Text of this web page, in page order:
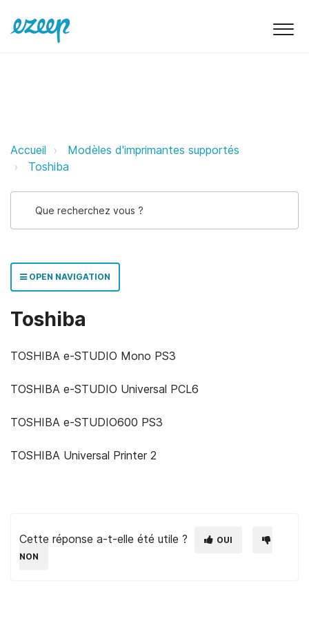
Toshiba ezeep Support Support
Accueil
Modèles d'imprimantes supportés
Toshiba
OPEN NAVIGATION
Toshiba
TOSHIBA e-STUDIO Mono PS3
TOSHIBA e-STUDIO Universal PCL6
TOSHIBA e-STUDIO600 PS3
TOSHIBA Universal Printer 2
Cette réponse a-t-elle été utile ?
OUI
NON